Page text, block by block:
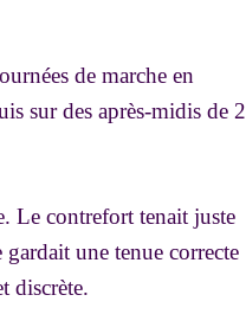
de marche en
sur des après-midis de 2
Le contrefort tenait juste
une tenue correcte
discrète.